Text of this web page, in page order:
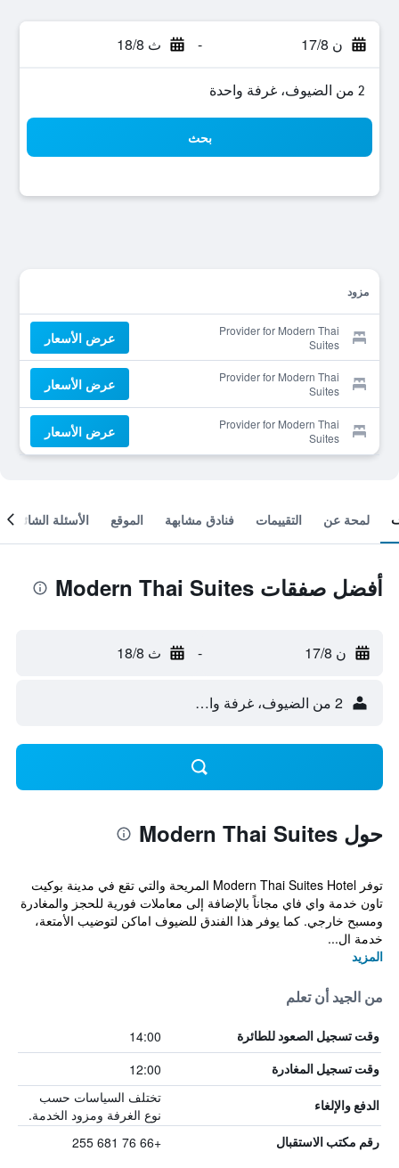
ن 17/8 - ث 18/8
2 من الضيوف، غرفة واحدة
بحث
مزود
Provider for Modern Thai
Suites
عرض الأسعار
Provider for Modern Thai
Suites
عرض الأسعار
Provider for Modern Thai
Suites
عرض الأسعار
لمحة عن التقييمات فنادق مشابهة الموقع الأسئلة الشائعة
أفضل صفقات Modern Thai Suites
ن 17/8 - ث 18/8
2 من الضيوف، غرفة واحدة
حول Modern Thai Suites
توفر Modern Thai Suites Hotel المريحة والتي تقع في مدينة بوكيت
تاون خدمة واي فاي مجاناً بالإضافة إلى معاملات فورية للحجز والمغادرة
ومسبح خارجي. كما يوفر هذا الفندق للضيوف اماكن لتوضيب الأمتعة،
خدمة ال...
المزيد
من الجيد أن تعلم
وقت تسجيل الصعود للطائرة 14:00
وقت تسجيل المغادرة 12:00
الدفع والإلغاء
تختلف السياسات حسب
نوع الغرفة ومزود الخدمة.
رقم مكتب الاستقبال +66 76 681 255